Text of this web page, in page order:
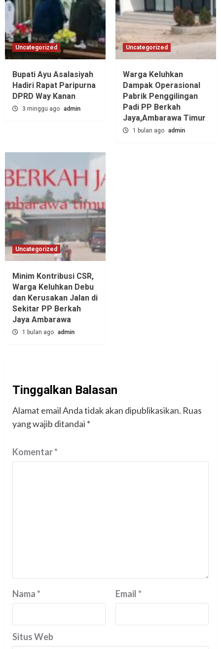
Uncategorized
Bupati Ayu Asalasiyah
Hadiri Rapat Paripurna
DPRD Way Kanan
3 minggu ago admin
Uncategorized
Warga Keluhkan
Dampak Operasional
Pabrik Penggilingan
Padi PP Berkah
Jaya,‎Ambarawa Timur
1 bulan ago admin
Uncategorized
Minim Kontribusi CSR,
Warga Keluhkan Debu
dan Kerusakan Jalan di
Sekitar PP Berkah
Jaya Ambarawa‎
1 bulan ago admin
Tinggalkan Balasan
Alamat email Anda tidak akan dipublikasikan. Ruas
yang wajib ditandai *
Komentar*
Nama* Email*
Situs Web